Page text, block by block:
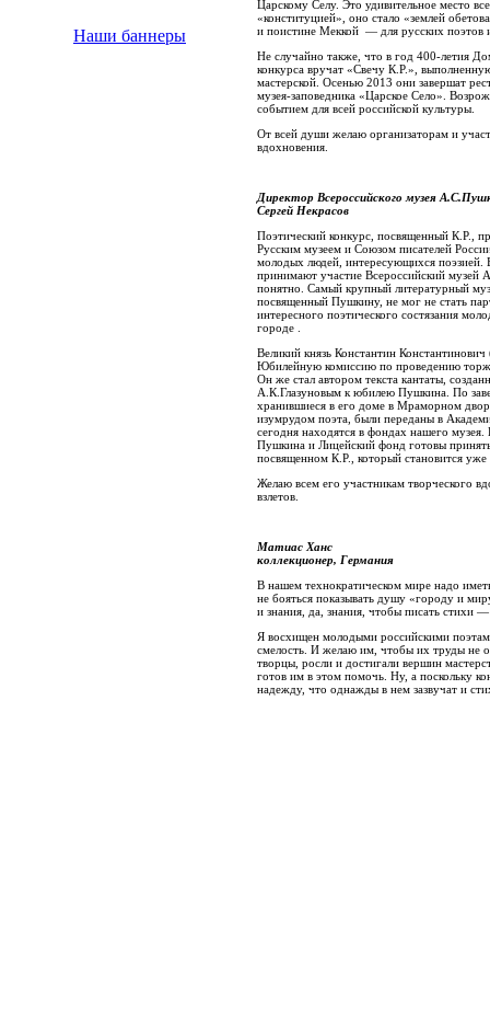
Наши баннеры
Царскому Селу. Это удивительное место
«конституцией», оно стало «землей
и поистине Меккой — для русских поэтов
Не случайно также, что в год 400-летия
конкурса вручат «Свечу К.Р.»,
мастерской. Осенью 2013 они завершат
музея-заповедника «Царское Село».
событием для всей российской культуры.
От всей души желаю организаторам и
вдохновения.
Директор Всероссийского музея
Сергей Некрасов
Поэтический конкурс, посвященный К.Р.,
Русским музеем и Союзом писателей
молодых людей, интересующихся поэзией.
принимают участие Всероссийский
понятно. Самый крупный литературный
посвященный Пушкину, не мог не стать
интересного поэтического состязания
городе .
Великий князь Константин
Юбилейную комиссию по проведению
Он же стал автором текста кантаты,
А.К.Глазуновым к юбилею Пушкина. По
хранившиеся в его доме в Мраморном
изумрудом поэта, были переданы в
сегодня находятся в фондах нашего
Пушкина и Лицейский фонд готовы
посвященном К.Р., который становится
Желаю всем его участникам творческого
взлетов.
Матиас Ханс
коллекционер, Германия
В нашем технократическом мире надо
не бояться показывать душу «городу и
и знания, да, знания, чтобы писать стихи —
Я восхищен молодыми российскими
смелость. И желаю им, чтобы их труды не
творцы, росли и достигали вершин
готов им в этом помочь. Ну, а поскольку
надежду, что однажды в нем зазвучат и